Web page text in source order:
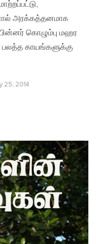
அரக்கத்தனமாக
கொழும்பு மஹர
பலத்த காயங்களுக்கு
25, 2014